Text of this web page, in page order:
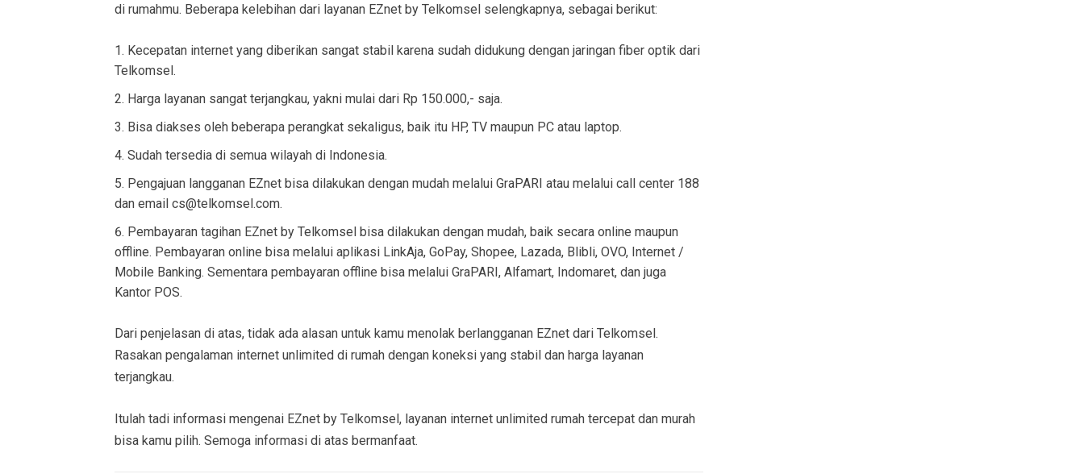
di rumahmu. Beberapa kelebihan dari layanan EZnet by Telkomsel selengkapnya, sebagai berikut:
Kecepatan internet yang diberikan sangat stabil karena sudah didukung dengan jaringan fiber optik dari
Telkomsel.
Harga layanan sangat terjangkau, yakni mulai dari Rp 150.000,- saja.
Bisa diakses oleh beberapa perangkat sekaligus, baik itu HP, TV maupun PC atau laptop.
Sudah tersedia di semua wilayah di Indonesia.
Pengajuan langganan EZnet bisa dilakukan dengan mudah melalui GraPARI atau melalui call center 188
dan email cs@telkomsel.com.
Pembayaran tagihan EZnet by Telkomsel bisa dilakukan dengan mudah, baik secara online maupun
offline. Pembayaran online bisa melalui aplikasi LinkAja, GoPay, Shopee, Lazada, Blibli, OVO, Internet /
Mobile Banking. Sementara pembayaran offline bisa melalui GraPARI, Alfamart, Indomaret, dan juga
Kantor POS.
Dari penjelasan di atas, tidak ada alasan untuk kamu menolak berlangganan EZnet dari Telkomsel.
Rasakan pengalaman internet unlimited di rumah dengan koneksi yang stabil dan harga layanan
terjangkau.
Itulah tadi informasi mengenai EZnet by Telkomsel, layanan internet unlimited rumah tercepat dan murah
bisa kamu pilih. Semoga informasi di atas bermanfaat.